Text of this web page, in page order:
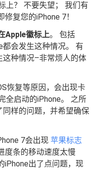
上？ 不要失望； 我们有
复您的iPhone 7！
Apple徽标上。 包括
都会发生这种情况。 有
这种情况–非常烦人的体
恢复等原因，会出现卡
全启动的iPhone。 之所
样的问题，并希望确保
7会出现苹果标志
度条的移动速度太慢
iPhone出了点问题，现